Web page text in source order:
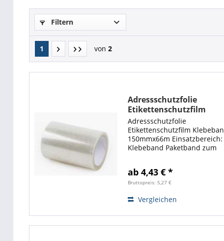
Filtern
1 von 2
Adressschutzfolie
Etikettenschutzfilm
Klebeband 150mmx66m
Adressschutzfolie
Etikettenschutzfilm
150mmx66m Einsatzbereich:
Klebeband Paketband zum
gegen Schmutz und
Das Klebeband
ab 4,43 € *
Bruttopreis: 5,27 €
Vergleichen